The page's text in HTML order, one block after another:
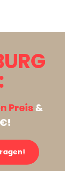
Preis&